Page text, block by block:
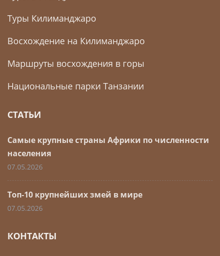
Туры Килиманджаро
Восхождение на Килиманджаро
Маршруты восхождения в горы
Национальные парки Танзании
СТАТЬИ
Самые крупные страны Африки по численности
населения
07.05.2026
Топ-10 крупнейших змей в мире
07.05.2026
КОНТАКТЫ